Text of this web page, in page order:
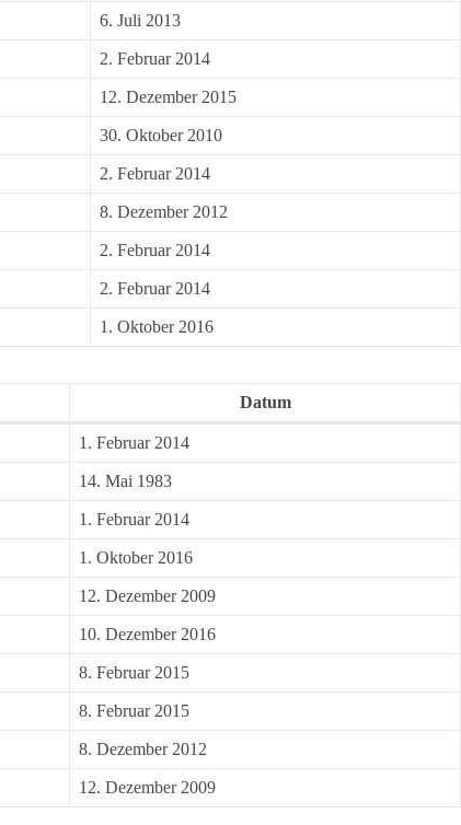
6. Juli 2013
2. Februar 2014
12. Dezember 2015
30. Oktober 2010
2. Februar 2014
8. Dezember 2012
2. Februar 2014
2. Februar 2014
1. Oktober 2016
Datum
1. Februar 2014
14. Mai 1983
1. Februar 2014
1. Oktober 2016
12. Dezember 2009
10. Dezember 2016
8. Februar 2015
8. Februar 2015
8. Dezember 2012
12. Dezember 2009